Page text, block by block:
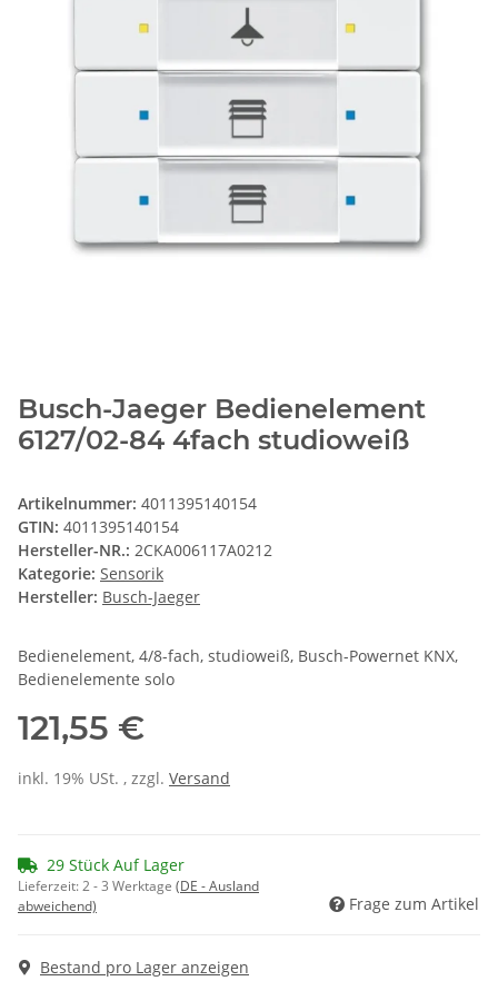
Busch-Jaeger Bedienelement
6127/02-84 4fach studioweiß
Artikelnummer: 4011395140154
GTIN: 4011395140154
Hersteller-NR.: 2CKA006117A0212
Kategorie: Sensorik
Hersteller: Busch-Jaeger
Bedienelement, 4/8-fach, studioweiß, Busch-Powernet KNX,
Bedienelemente solo
121,55 €
inkl. 19% USt. , zzgl. Versand
29 Stück Auf Lager
Lieferzeit:2 - 3 Werktage (DE - Ausland
abweichend)
Frage zum Artikel
Bestand pro Lager anzeigen